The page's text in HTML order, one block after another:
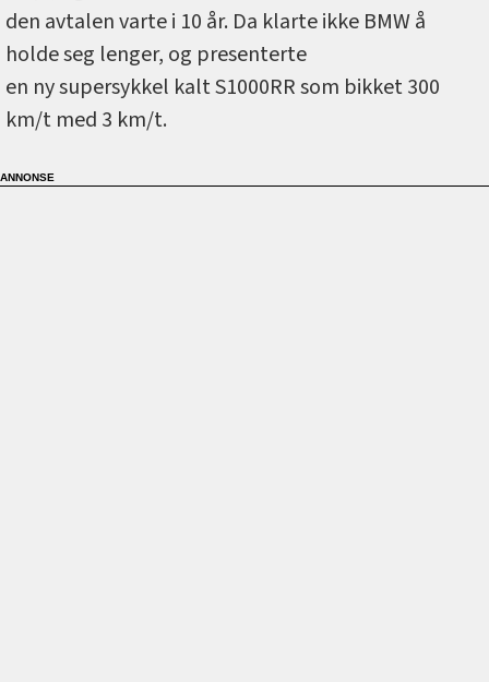
den avtalen varte i 10 år. Da klarte ikke BMW å
holde seg lenger, og presenterte
en ny supersykkel kalt S1000RR som bikket 300
km/t med 3 km/t.